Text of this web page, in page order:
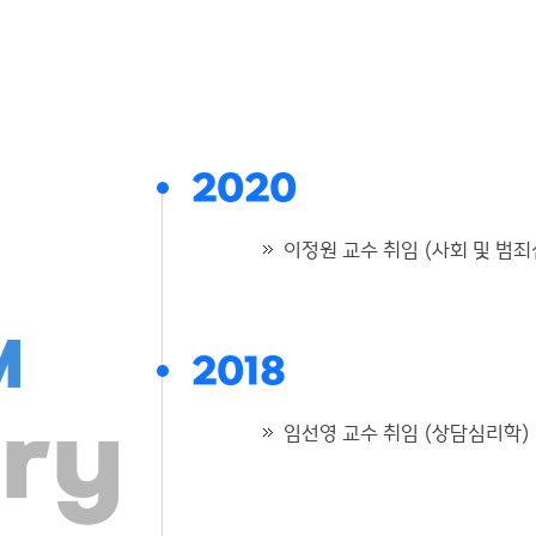
2020
이정원 교수 취임 (사회 및 범
2018
임선영 교수 취임 (상담심리학)